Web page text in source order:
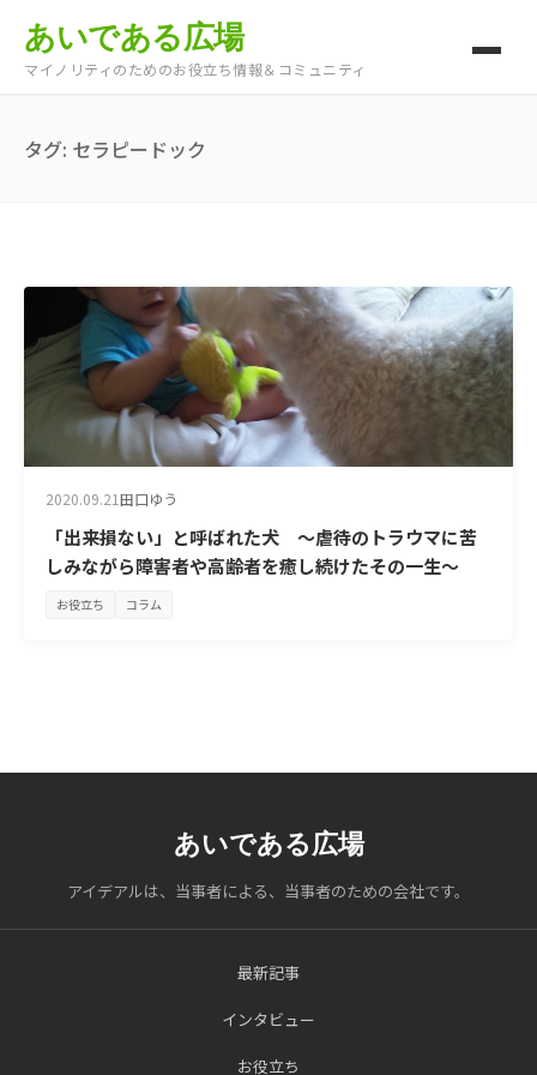
あいである広場
マイノリティのためのお役立ち情報＆コミュニティ
タグ: セラピードック
2020.09.21田口ゆう
「出来損ない」と呼ばれた犬 ～虐待のトラウマに苦
しみながら障害者や高齢者を癒し続けたその一生～
お役立ち コラム
あいである広場
アイデアルは、当事者による、当事者のための会社です。
最新記事
インタビュー
お役立ち